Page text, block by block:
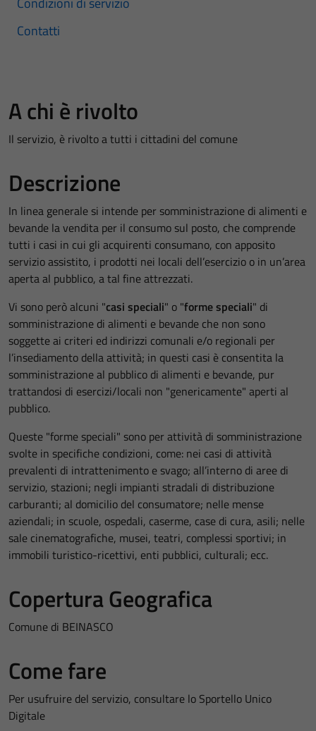
Contatti
A chi è rivolto
Il servizio, è rivolto a tutti i cittadini del comune
Descrizione
In linea generale si intende per somministrazione di alimenti e
bevande la vendita per il consumo sul posto, che comprende
tutti i casi in cui gli acquirenti consumano, con apposito
servizio assistito, i prodotti nei locali dell’esercizio o in un’area
aperta al pubblico, a tal fine attrezzati.
Vi sono però alcuni "casi speciali" o "forme speciali" di
somministrazione di alimenti e bevande che non sono
soggette ai criteri ed indirizzi comunali e/o regionali per
l’insediamento della attività; in questi casi è consentita la
somministrazione al pubblico di alimenti e bevande, pur
trattandosi di esercizi/locali non "genericamente" aperti al
pubblico.
Queste "forme speciali" sono per attività di somministrazione
svolte in specifiche condizioni, come: nei casi di attività
prevalenti di intrattenimento e svago; all’interno di aree di
servizio, stazioni; negli impianti stradali di distribuzione
carburanti; al domicilio del consumatore; nelle mense
aziendali; in scuole, ospedali, caserme, case di cura, asili; nelle
sale cinematografiche, musei, teatri, complessi sportivi; in
immobili turistico-ricettivi, enti pubblici, culturali; ecc.
Copertura Geografica
Comune di BEINASCO
Come fare
Per usufruire del servizio, consultare lo Sportello Unico
Digitale